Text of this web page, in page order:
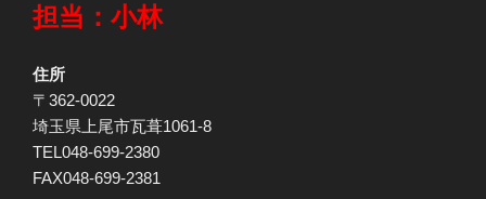
担当：小林
住所
〒362-0022
埼玉県上尾市瓦葺1061-8
TEL048-699-2380
FAX048-699-2381